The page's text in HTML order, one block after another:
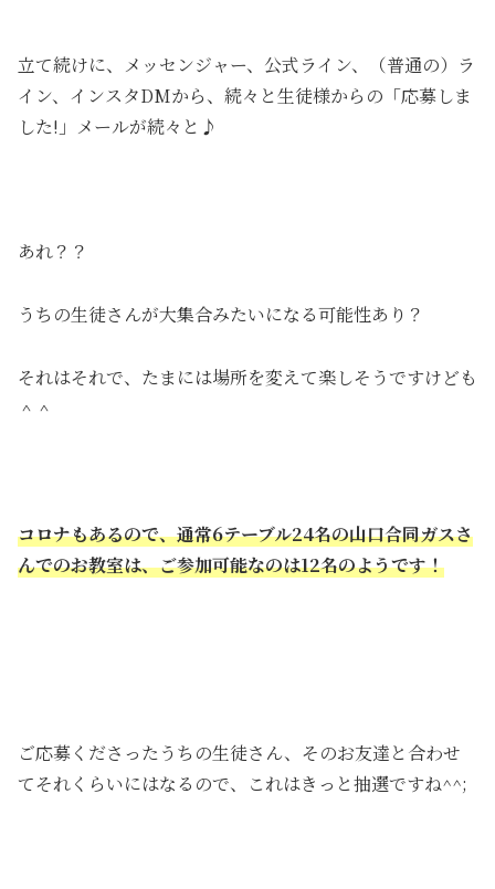
立て続けに、メッセンジャー、公式ライン、（普通の）ラ
イン、インスタDMから、続々と生徒様からの「応募しま
した!」メールが続々と♪
あれ？？
うちの生徒さんが大集合みたいになる可能性あり？
それはそれで、たまには場所を変えて楽しそうですけども
＾＾
コロナもあるので、通常6テーブル24名の山口合同ガスさ
んでのお教室は、ご参加可能なのは12名のようです！
ご応募くださったうちの生徒さん、そのお友達と合わせ
てそれくらいにはなるので、これはきっと抽選ですね^^;